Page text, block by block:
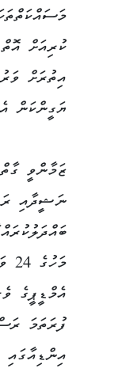
ކުރިއަށް
އިތުރަށް
ޔަގީންކަން
ޒަމާންވީ
ނަޝީދާއި
އެމްޑީޕީގެ
ފުރަތަމަ